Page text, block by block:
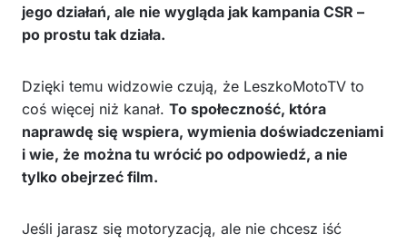
jego działań, ale nie wygląda jak kampania CSR –
po prostu tak działa.
Dzięki temu widzowie czują, że LeszkoMotoTV to
coś więcej niż kanał. To społeczność, która
naprawdę się wspiera, wymienia doświadczeniami
i wie, że można tu wrócić po odpowiedź, a nie
tylko obejrzeć film.
Jeśli jarasz się motoryzacją, ale nie chcesz iść